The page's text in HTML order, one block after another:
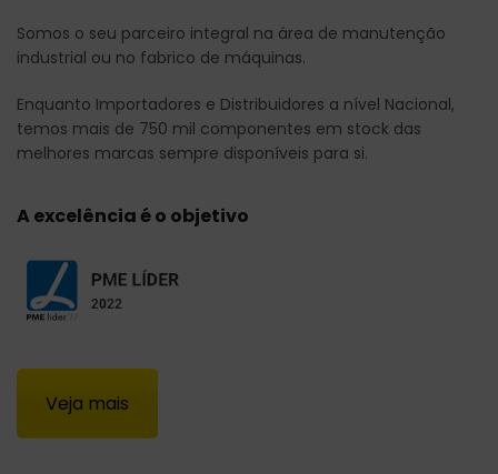
Somos o seu parceiro integral na área de manutenção
industrial ou no fabrico de máquinas.
Enquanto Importadores e Distribuidores a nível Nacional,
temos mais de 750 mil componentes em stock das
melhores marcas sempre disponíveis para si.
A excelência é o objetivo
Veja mais